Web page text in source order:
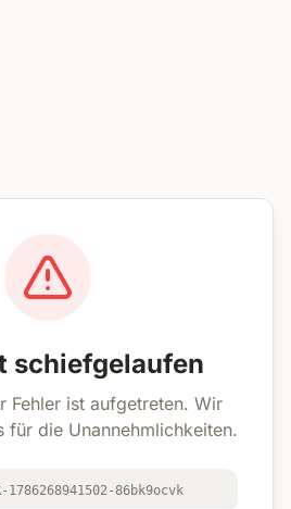
schiefgelaufen
Fehler ist aufgetreten. Wir
für die Unannehmlichkeiten.
1786268941502-86bk9ocvk